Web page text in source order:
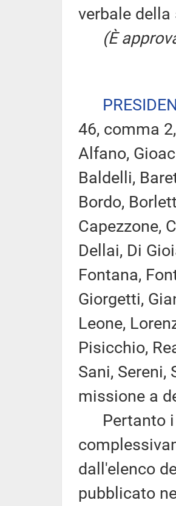
verbale
(È
46, comma
Alfano,
Baldelli,
Bordo,
Capezzone,
Dellai, Di
Fontana,
Giorgetti,
Leone,
Pisicchio,
Sani, Sereni,
missione a
Pertanto i
dall'elenco
pubblicato